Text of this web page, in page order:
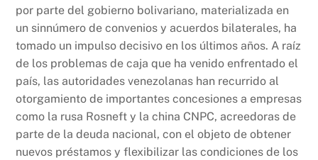
por parte del gobierno bolivariano, materializada en
un sinnúmero de convenios y acuerdos bilaterales, ha
tomado un impulso decisivo en los últimos años. A raíz
de los problemas de caja que ha venido enfrentado el
país, las autoridades venezolanas han recurrido al
otorgamiento de importantes concesiones a empresas
como la rusa Rosneft y la china CNPC, acreedoras de
parte de la deuda nacional, con el objeto de obtener
nuevos préstamos y flexibilizar las condiciones de los